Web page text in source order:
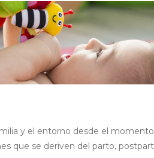
y el entorno desde el
que se deriven del parto,